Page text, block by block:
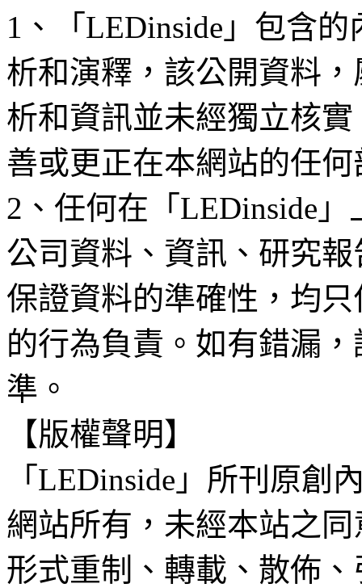
1、「LEDinside」包含
析和演釋，該公開資料
析和資訊並未經獨立核
善或更正在本網站的任
2、任何在「LEDinside
公司資料、資訊、研究
保證資料的準確性，均
的行為負責。如有錯漏
準。
【版權聲明】
「LEDinside」所刊原創
網站所有，未經本站之
形式重制、轉載、散佈